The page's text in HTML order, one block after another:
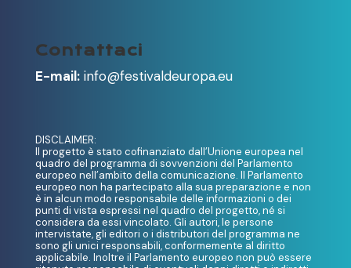
Contattaci
E-mail: info@festivaldeuropa.eu
DISCLAIMER:
Il progetto è stato cofinanziato dall’Unione europea nel
quadro del programma di sovvenzioni del Parlamento
europeo nell’ambito della comunicazione. Il Parlamento
europeo non ha partecipato alla sua preparazione e non
è in alcun modo responsabile delle informazioni o dei
punti di vista espressi nel quadro del progetto, né si
considera da essi vincolato. Gli autori, le persone
intervistate, gli editori o i distributori del programma ne
sono gli unici responsabili, conformemente al diritto
applicabile. Inoltre il Parlamento europeo non può essere